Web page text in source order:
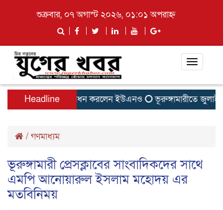
শুক্রবার, ০৭ অগাস্ট ২০২৬, ০১:০১ অপরাহ্ন
Toggle
Headline
পাতিলের বাসা উদ্বোধন করলেন ইউএনও ভূরুঙ্গামারীতে জুলাই
/ গণমাধ্যম
ভূরুঙ্গামারী প্রেসক্লাবের সাংবাদিকদের সাথে
এমপি আনোয়ারুল ইসলাম মহোদয় এর
মতবিনিময়